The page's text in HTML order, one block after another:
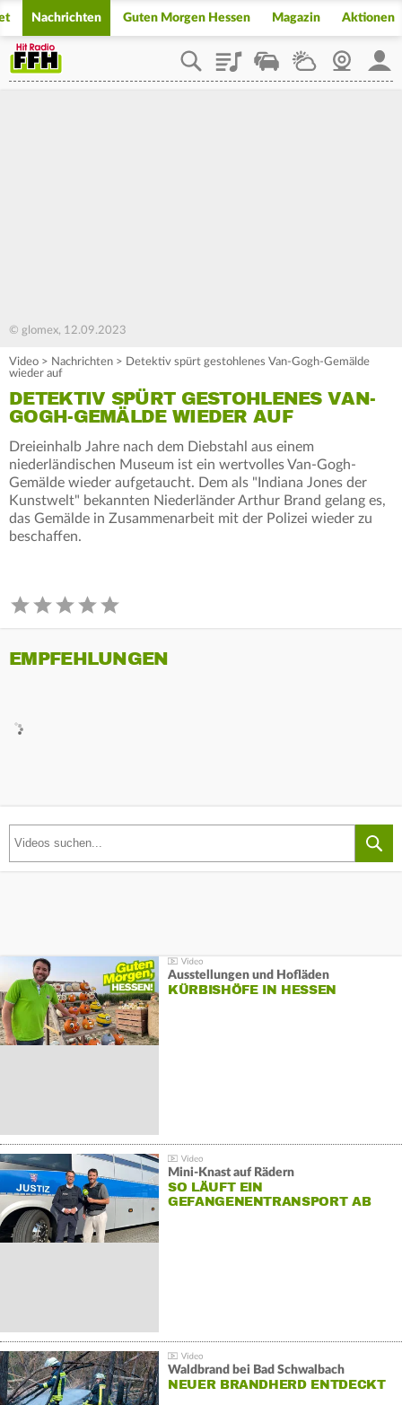
Nachrichten Guten Morgen Hessen Magazin Aktionen
PlaylistStaupilotWetterWebcam
© glomex, 12.09.2023
Video > Nachrichten > Detektiv spürt gestohlenes Van-Gogh-Gemälde
wieder auf
DETEKTIV SPÜRT GESTOHLENES VAN-
GOGH-GEMÄLDE WIEDER AUF
Dreieinhalb Jahre nach dem Diebstahl aus einem
niederländischen Museum ist ein wertvolles Van-Gogh-
Gemälde wieder aufgetaucht. Dem als "Indiana Jones der
Kunstwelt" bekannten Niederländer Arthur Brand gelang es,
das Gemälde in Zusammenarbeit mit der Polizei wieder zu
beschaffen.
EMPFEHLUNGEN
Ausstellungen und Hofläden
KÜRBISHÖFE IN HESSEN
Mini-Knast auf Rädern
SO LÄUFT EIN
GEFANGENENTRANSPORT AB
Waldbrand bei Bad Schwalbach
NEUER BRANDHERD ENTDECKT